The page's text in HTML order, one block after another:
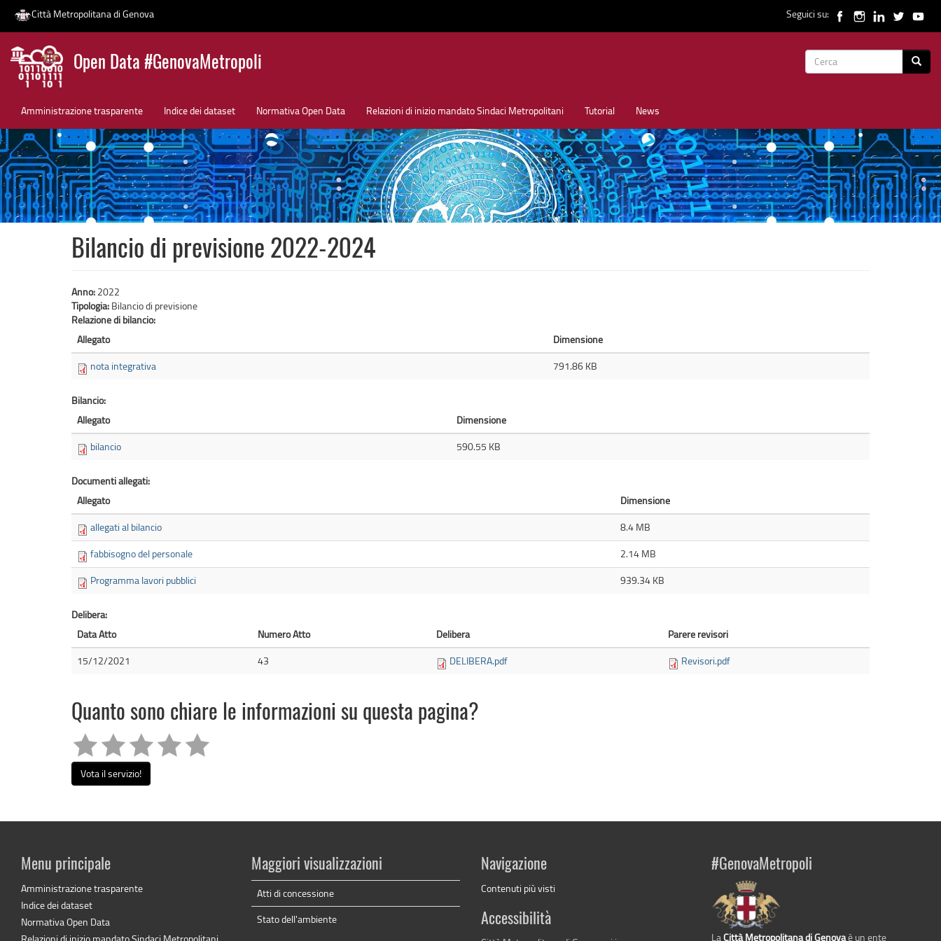
Salta
contenuto
Città Metropolitana di Genova Seguici su:
Open Data #GenovaMetropoli
Form
Amministrazione trasparente Indice dei dataset Normativa Open Data Relazioni di inizio mandato Sindaci Metropolitani Tutorial News
News
Bilancio di previsione 2022-2024
Anno: 2022
Tipologia: Bilancio di previsione
Relazione di bilancio:
Allegato
Dimensione
nota integrativa
791.86 KB
Bilancio:
Allegato
Dimensione
bilancio
590.55 KB
Documenti allegati:
Allegato
Dimensione
allegati al bilancio
8.4 MB
fabbisogno del personale
2.14 MB
Programma lavori pubblici
939.34 KB
Delibera:
Data Atto
Numero Atto Delibera
Parere revisori
15/12/2021
43 DELIBERA.pdf Revisori.pdf
Quanto sono chiare le informazioni su questa pagina?
Vota il servizio!
Menu principale
Amministrazione trasparente
Indice dei dataset
Normativa Open Data
Relazioni di inizio mandato Sindaci Metropolitani
Maggiori visualizzazioni
Atti di concessione
Stato dell'ambiente
Navigazione
Contenuti più visti
Accessibilità
#GenovaMetropoli
La Città Metropolitana di Genovaè un ente